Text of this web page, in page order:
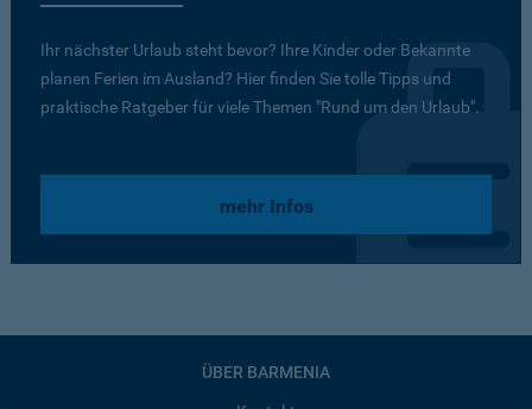
Ihr nächster Urlaub steht bevor? Ihre Kinder oder Bekannte
planen Ferien im Ausland? Hier finden Sie tolle Tipps und
praktische Ratgeber für viele Themen "Rund um den Urlaub".
mehr Infos
ÜBER BARMENIA